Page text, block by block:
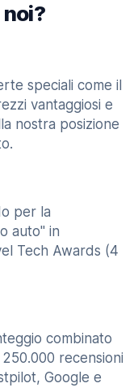
speciali come il
vantaggiosi e
nostra posizione
per la
auto" in
Tech Awards (4
combinato
recensioni
Google e